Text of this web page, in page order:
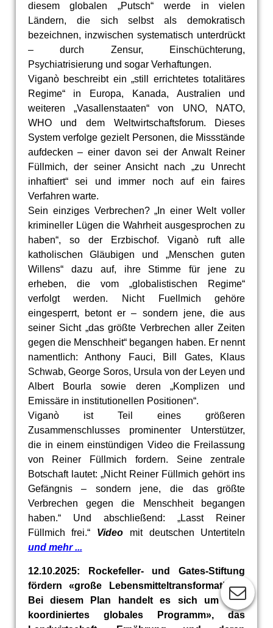
diesem globalen „Putsch“ werde in vielen
Ländern, die sich selbst als demokratisch
bezeichnen, inzwischen systematisch unterdrückt
– durch Zensur, Einschüchterung,
Psychiatrisierung und sogar Verhaftungen.
Viganò beschreibt ein „still errichtetes totalitäres
Regime“ in Europa, Kanada, Australien und
weiteren „Vasallenstaaten“ von UNO, NATO,
WHO und dem Weltwirtschaftsforum. Dieses
System verfolge gezielt Personen, die Missstände
aufdecken – einer davon sei der Anwalt Reiner
Füllmich, der seiner Ansicht nach „zu Unrecht
inhaftiert“ sei und immer noch auf ein faires
Verfahren warte.
Sein einziges Verbrechen? „In einer Welt voller
krimineller Lügen die Wahrheit ausgesprochen zu
haben“, so der Erzbischof. Viganò ruft alle
katholischen Gläubigen und „Menschen guten
Willens“ dazu auf, ihre Stimme für jene zu
erheben, die vom „globalistischen Regime“
verfolgt werden. Nicht Fuellmich gehöre
eingesperrt, betont er – sondern jene, die aus
seiner Sicht „das größte Verbrechen aller Zeiten
gegen die Menschheit“ begangen haben. Er nennt
namentlich: Anthony Fauci, Bill Gates, Klaus
Schwab, George Soros, Ursula von der Leyen und
Albert Bourla sowie deren „Komplizen und
Emissäre in institutionellen Positionen“.
Viganò ist Teil eines größeren
Zusammenschlusses prominenter Unterstützer,
die in einem einstündigen Video die Freilassung
von Reiner Füllmich fordern. Seine zentrale
Botschaft lautet: „Nicht Reiner Füllmich gehört ins
Gefängnis – sondern jene, die das größte
Verbrechen gegen die Menschheit begangen
haben.“ Und abschließend: „Lasst Reiner
Füllmich frei.“ Video mit deutschen Untertiteln
und mehr ...
12.10.2025: Rockefeller- und Gates-Stiftung
fördern «große Lebensmitteltransformation».
Bei diesem Plan handelt es sich um «ein
koordiniertes globales Programm», das